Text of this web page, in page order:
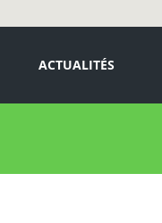
ACTUALITÉS